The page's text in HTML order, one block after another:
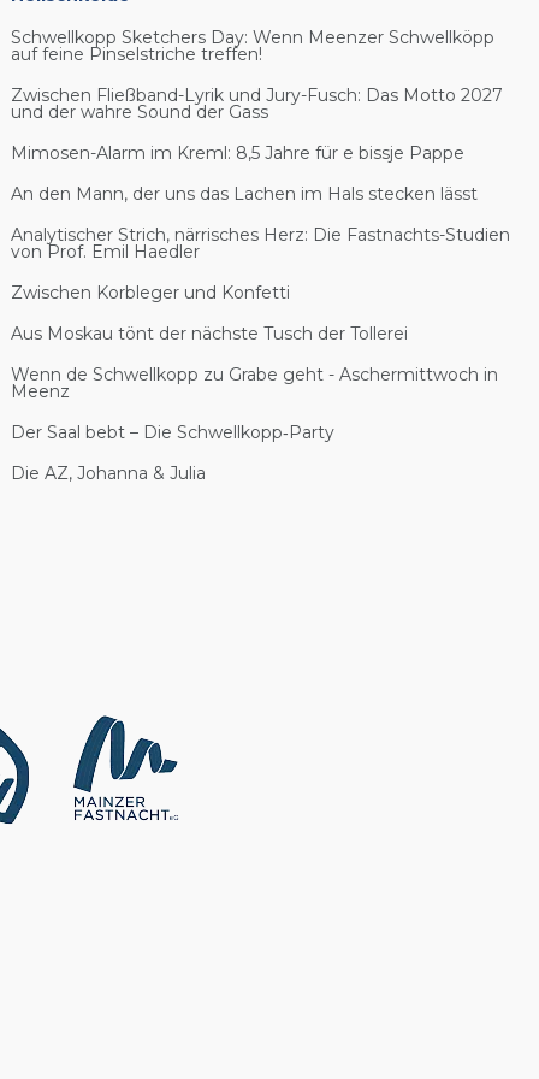
Schwellkopp Sketchers Day: Wenn Meenzer Schwellköpp
auf feine Pinselstriche treffen!
Zwischen Fließband-Lyrik und Jury-Fusch: Das Motto 2027
und der wahre Sound der Gass
Mimosen-Alarm im Kreml: 8,5 Jahre für e bissje Pappe
An den Mann, der uns das Lachen im Hals stecken lässt
Analytischer Strich, närrisches Herz: Die Fastnachts-Studien
von Prof. Emil Haedler
Zwischen Korbleger und Konfetti
Aus Moskau tönt der nächste Tusch der Tollerei
Wenn de Schwellkopp zu Grabe geht - Aschermittwoch in
Meenz
Der Saal bebt – Die Schwellkopp‑Party
Die AZ, Johanna & Julia